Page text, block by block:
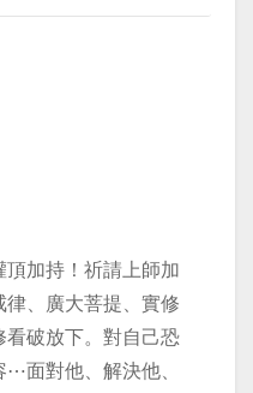
加持！祈請上師加
、廣大菩提、實修
破放下。對自己恐
面對他、解決他、